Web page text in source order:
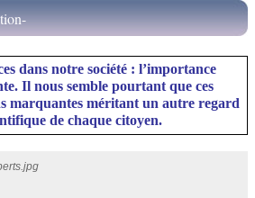
dans notre société : l’importance
Il nous semble pourtant que ces
marquantes méritant un autre regard
de chaque citoyen.